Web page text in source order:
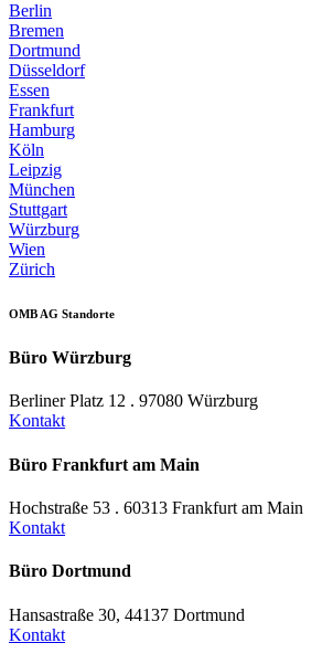
Berlin
Bremen
Dortmund
Düsseldorf
Essen
Frankfurt
Hamburg
Köln
Leipzig
München
Stuttgart
Würzburg
Wien
Zürich
OMB AG Standorte
Büro Würzburg
Berliner Platz 12 . 97080 Würzburg
Kontakt
Büro Frankfurt am Main
Hochstraße 53 . 60313 Frankfurt am Main
Kontakt
Büro Dortmund
Hansastraße 30, 44137 Dortmund
Kontakt